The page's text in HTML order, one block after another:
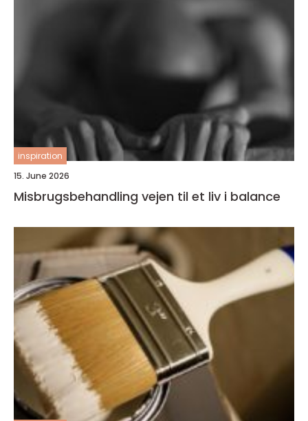
inspiration
15. June 2026
Misbrugsbehandling vejen til et liv i balance